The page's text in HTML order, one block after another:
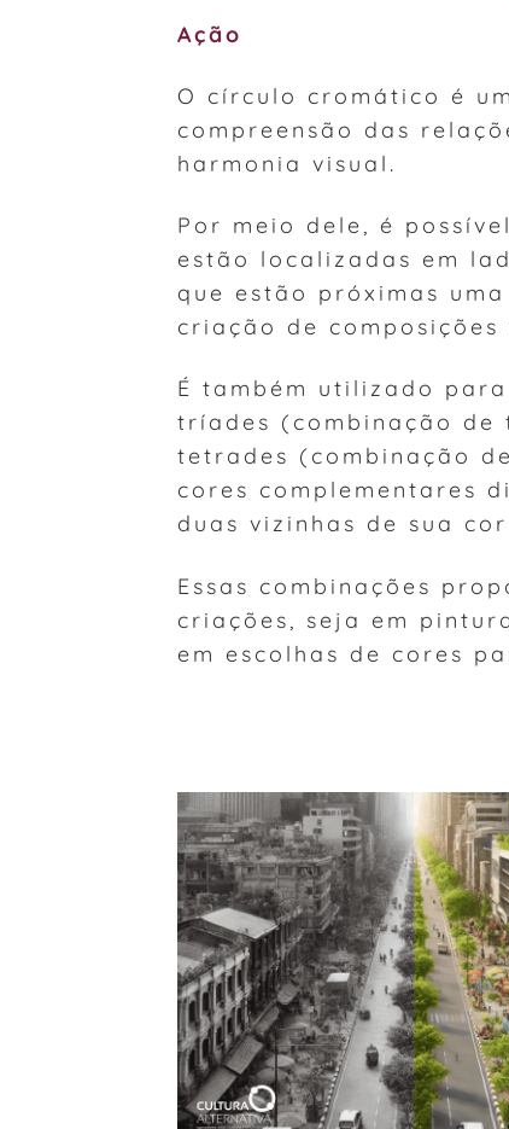
Ação
O círculo cromático é
compreensão das
harmonia visual.
Por meio dele, é
estão localizadas em
que estão próximas
criação de
É também utilizado
tríades (combinação de
tetrades (combinação
cores complementares
duas vizinhas de sua
Essas combinações
criações, seja em
em escolhas de cores